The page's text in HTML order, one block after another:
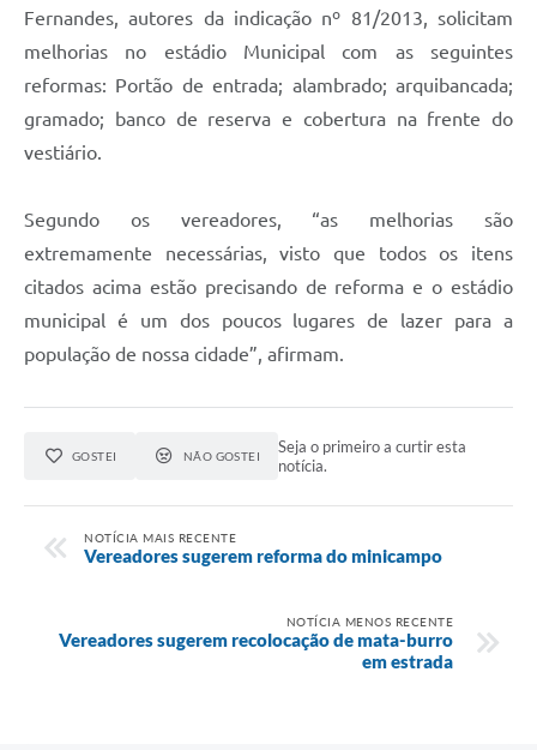
Fernandes, autores da indicação nº 81/2013, solicitam
melhorias no estádio Municipal com as seguintes
reformas: Portão de entrada; alambrado; arquibancada;
gramado; banco de reserva e cobertura na frente do
vestiário.
Segundo os vereadores, “as melhorias são
extremamente necessárias, visto que todos os itens
citados acima estão precisando de reforma e o estádio
municipal é um dos poucos lugares de lazer para a
população de nossa cidade”, afirmam.
GOSTEI NÃO GOSTEI
Seja o primeiro a curtir esta
notícia.
NOTÍCIA MAIS RECENTE
Vereadores sugerem reforma do minicampo
NOTÍCIA MENOS RECENTE
Vereadores sugerem recolocação de mata-burro
em estrada